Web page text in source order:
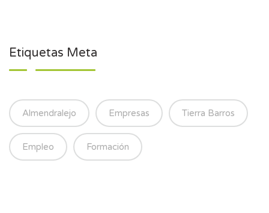
Etiquetas Meta
Almendralejo Empresas Tierra Barros
Empleo Formación